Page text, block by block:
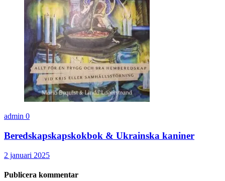
admin 0
Beredskapskapskokbok & Ukrainska kaniner
2 januari 2025
Publicera kommentar